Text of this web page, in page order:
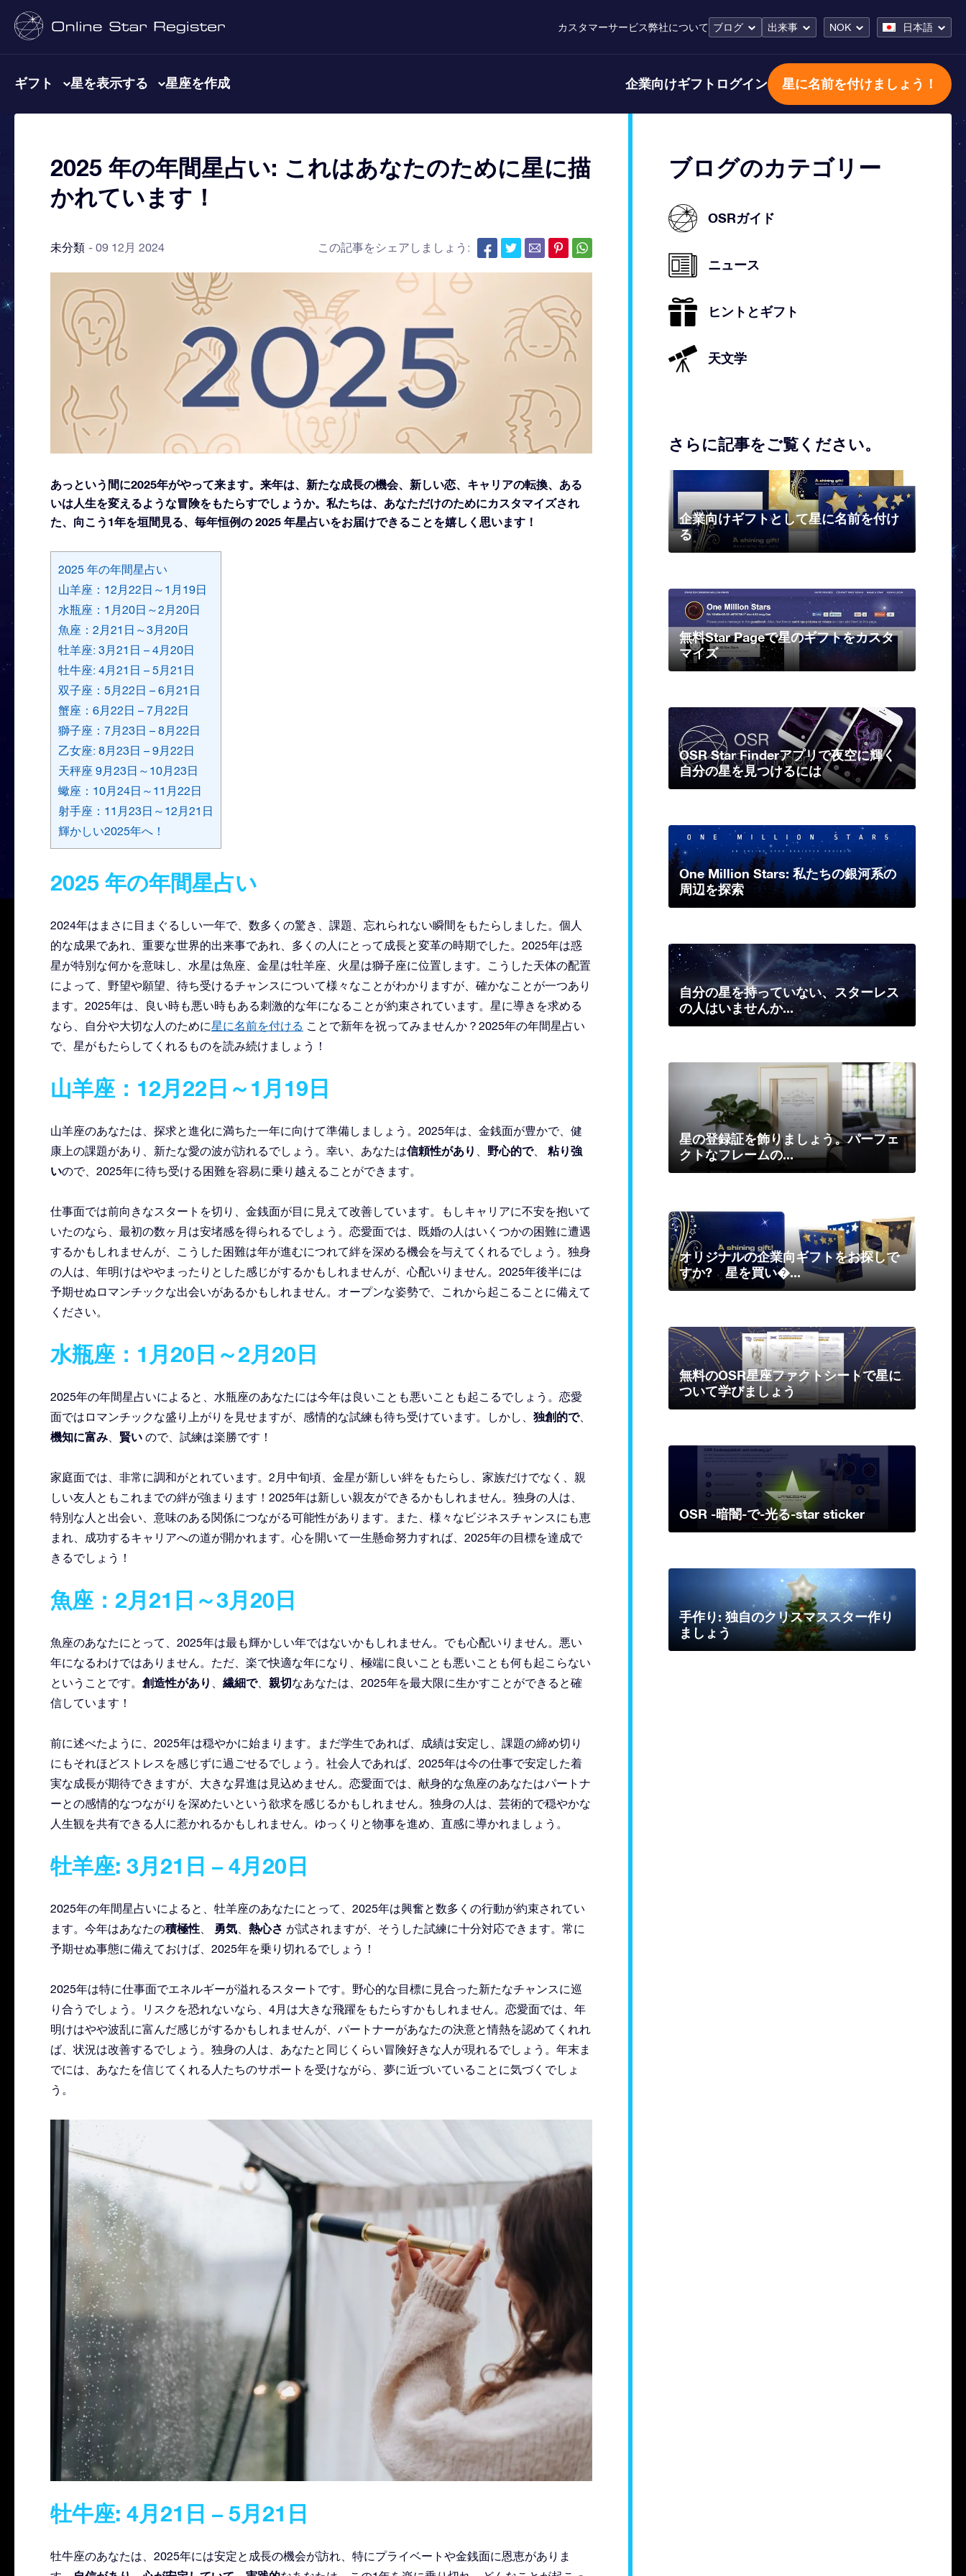
カスタマーサービス弊社について ブログ 出来事 NOK 日本語
ギフト 星を表示する 星座を作成 企業向けギフト ログイン 星に名前を付けましょう！
2025 年の年間星占い: これはあなたのために星に描
かれています！
未分類 09 12月 2024 この記事をシェアしましょう:
あっという間に2025年がやって来ます。来年は、新たな成長の機会、新しい恋、キャリアの転換、ある
いは人生を変えるような冒険をもたらすでしょうか。私たちは、あなただけのためにカスタマイズされ
た、向こう1年を垣間見る、毎年恒例の 2025 年星占いをお届けできることを嬉しく思います！
2025 年の年間星占い
山羊座：12月22日～1月19日
水瓶座：1月20日～2月20日
魚座：2月21日～3月20日
牡羊座: 3月21日 – 4月20日
牡牛座: 4月21日 – 5月21日
双子座：5月22日 – 6月21日
蟹座：6月22日 – 7月22日
獅子座：7月23日 – 8月22日
乙女座: 8月23日 – 9月22日
天秤座 9月23日～10月23日
蠍座：10月24日～11月22日
射手座：11月23日～12月21日
輝かしい2025年へ！
2025 年の年間星占い
2024年はまさに目まぐるしい一年で、数多くの驚き、課題、忘れられない瞬間をもたらしました。個人
的な成果であれ、重要な世界的出来事であれ、多くの人にとって成長と変革の時期でした。2025年は惑
星が特別な何かを意味し、水星は魚座、金星は牡羊座、火星は獅子座に位置します。こうした天体の配置
によって、野望や願望、待ち受けるチャンスについて様々なことがわかりますが、確かなことが一つあり
ます。2025年は、良い時も悪い時もある刺激的な年になることが約束されています。星に導きを求める
なら、自分や大切な人のために星に名前を付ける ことで新年を祝ってみませんか？2025年の年間星占い
で、星がもたらしてくれるものを読み続けましょう！
山羊座：12月22日～1月19日
山羊座のあなたは、探求と進化に満ちた一年に向けて準備しましょう。2025年は、金銭面が豊かで、健
康上の課題があり、新たな愛の波が訪れるでしょう。幸い、あなたは信頼性があり 野心的で、 粘り強
いので、2025年に待ち受ける困難を容易に乗り越えることができます。
仕事面では前向きなスタートを切り、金銭面が目に見えて改善しています。もしキャリアに不安を抱いて
いたのなら、最初の数ヶ月は安堵感を得られるでしょう。恋愛面では、既婚の人はいくつかの困難に遭遇
するかもしれませんが、こうした困難は年が進むにつれて絆を深める機会を与えてくれるでしょう。独身
の人は、年明けはややまったりとした感じがするかもしれませんが、心配いりません。2025年後半には
予期せぬロマンチックな出会いがあるかもしれません。オープンな姿勢で、これから起こることに備えて
ください。
水瓶座：1月20日～2月20日
2025年の年間星占いによると、水瓶座のあなたには今年は良いことも悪いことも起こるでしょう。恋愛
面ではロマンチックな盛り上がりを見せますが、感情的な試練も待ち受けています。しかし、 独創的で、
機知に富み 賢い ので、試練は楽勝です！
家庭面では、非常に調和がとれています。2月中旬頃、金星が新しい絆をもたらし、家族だけでなく、親
しい友人ともこれまでの絆が強まります！2025年は新しい親友ができるかもしれません。独身の人は、
特別な人と出会い、意味のある関係につながる可能性があります。また、様々なビジネスチャンスにも恵
まれ、成功するキャリアへの道が開かれます。心を開いて一生懸命努力すれば、2025年の目標を達成で
きるでしょう！
魚座：2月21日～3月20日
魚座のあなたにとって、2025年は最も輝かしい年ではないかもしれません。でも心配いりません。悪い
年になるわけではありません。ただ、楽で快適な年になり、極端に良いことも悪いことも何も起こらない
ということです。 創造性があり 繊細で、 親切なあなたは、2025年を最大限に生かすことができると確
信しています！
前に述べたように、2025年は穏やかに始まります。まだ学生であれば、成績は安定し、課題の締め切り
にもそれほどストレスを感じずに過ごせるでしょう。社会人であれば、2025年は今の仕事で安定した着
実な成長が期待できますが、大きな昇進は見込めません。恋愛面では、献身的な魚座のあなたはパートナ
ーとの感情的なつながりを深めたいという欲求を感じるかもしれません。独身の人は、芸術的で穏やかな
人生観を共有できる人に惹かれるかもしれません。ゆっくりと物事を進め、直感に導かれましょう。
牡羊座: 3月21日 – 4月20日
2025年の年間星占いによると、牡羊座のあなたにとって、2025年は興奮と数多くの行動が約束されてい
ます。今年はあなたの積極性 勇気 熱心さ が試されますが、そうした試練に十分対応できます。常に
予期せぬ事態に備えておけば、2025年を乗り切れるでしょう！
2025年は特に仕事面でエネルギーが溢れるスタートです。野心的な目標に見合った新たなチャンスに巡
り合うでしょう。リスクを恐れないなら、4月は大きな飛躍をもたらすかもしれません。恋愛面では、年
明けはやや波乱に富んだ感じがするかもしれませんが、パートナーがあなたの決意と情熱を認めてくれれ
ば、状況は改善するでしょう。独身の人は、あなたと同じくらい冒険好きな人が現れるでしょう。年末ま
でには、あなたを信じてくれる人たちのサポートを受けながら、夢に近づいていることに気づくでしょ
う。
牡牛座: 4月21日 – 5月21日
牡牛座のあなたは、2025年には安定と成長の機会が訪れ、特にプライベートや金銭面に恩恵がありま
ブログのカテゴリー
OSRガイド
ニュース
ヒントとギフト
天文学
さらに記事をご覧ください。
企業向けギフトとして星に名前を付け
る
無料Star Pageで星のギフトをカスタ
マイズ
OSR Star Finderアプリで夜空に輝く
自分の星を見つけるには
One Million Stars: 私たちの銀河系の
周辺を探索
自分の星を持っていない、スターレス
の人はいませんか...
星の登録証を飾りましょう。パーフェ
クトなフレームの...
オリジナルの企業向ギフトをお探しで
すか? 星を買い�...
無料のOSR星座ファクトシートで星に
ついて学びましょう
OSR -暗闇-で-光る-star sticker
手作り: 独自のクリスマススター作り
ましょう